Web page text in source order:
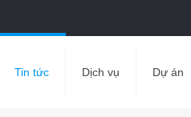
Tin tức Dịch vụ Dự án